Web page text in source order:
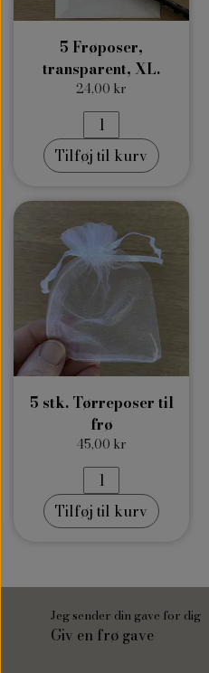
5 Frøposer,
transparent, XL.
24,00 kr
Tilføj til kurv
5 stk. Tørreposer til
frø
45,00 kr
Tilføj til kurv
Jeg sender din gave for dig
Giv en frø gave